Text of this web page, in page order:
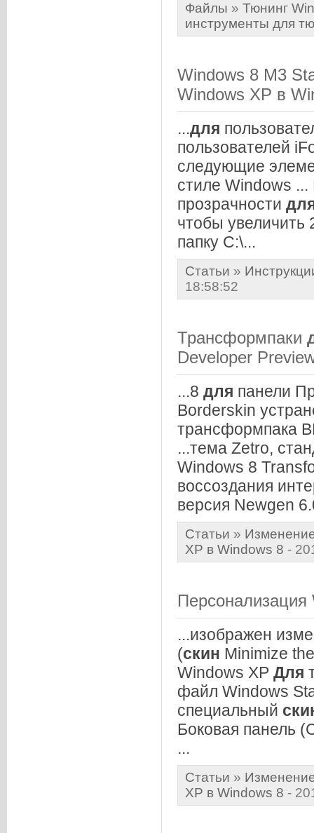
Файлы » Тюнинг
инструменты для
Windows 8 M3
Windows XP в
...для
пользователей
следующие
стиле Windows
прозрачности
чтобы увеличить
папку C:\...
Статьи »
18:58:52
Трансформпаки
Developer
...8 для панели
Borderskin
трансформпака
...тема Zetro,
Windows 8
воссоздания
версия Newgen
Статьи »
XP в Windows 8 -
...изображен
(скин Minimize
Windows XP Для
файл Windows
специальный
Боковая панель
...
Статьи »
XP в Windows 8 -